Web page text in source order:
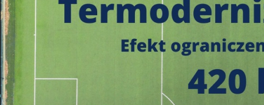
22 340 40 80
https://